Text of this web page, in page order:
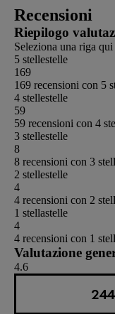
5
stelle.
8533
recensioni
Recensioni
Riepilogo
Seleziona una riga
5 stellestelle
169
169 recensioni con 5
4 stellestelle
59
59 recensioni con 4
3 stellestelle
8
8 recensioni con 3
2 stellestelle
4
4 recensioni con 2
1 stellastelle
4
4 recensioni con 1
Valutazione
4.6